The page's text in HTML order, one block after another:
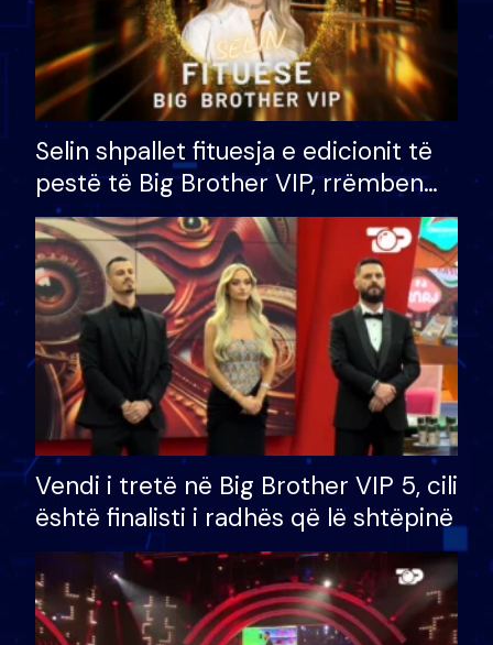
Selin shpallet fituesja e edicionit të
pestë të Big Brother VIP, rrëmben
çmimin e madh prej 100 mijë eurosh
Vendi i tretë në Big Brother VIP 5, cili
është finalisti i radhës që lë shtëpinë